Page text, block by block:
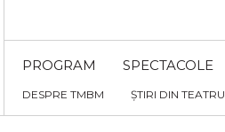
PROGRAM SPECTACOLE
DESPRE TMBM ȘTIRI DIN TEATRU